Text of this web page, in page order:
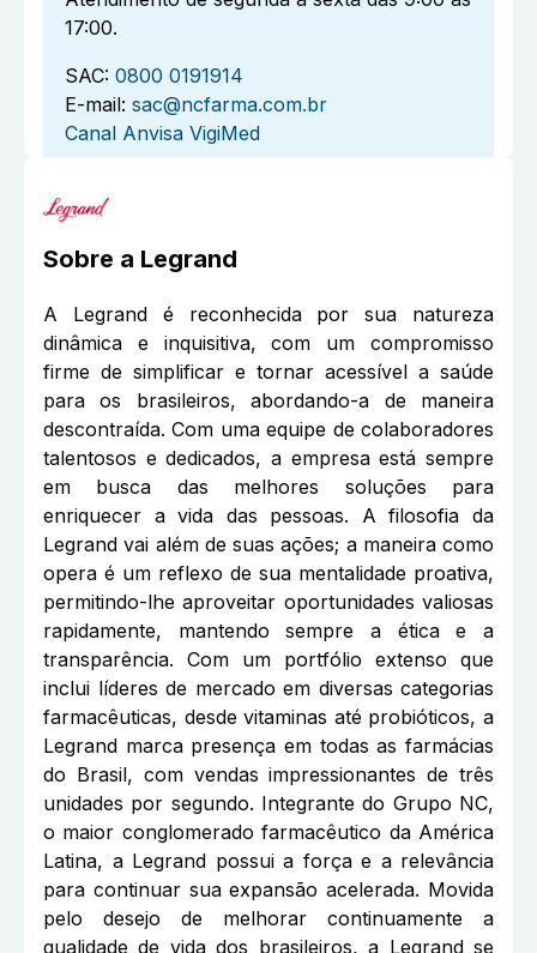
17:00.
SAC: 0800 0191914
E-mail: sac@ncfarma.com.br
Canal Anvisa VigiMed
Sobre a Legrand
A Legrand é reconhecida por sua natureza
dinâmica e inquisitiva, com um compromisso
firme de simplificar e tornar acessível a saúde
para os brasileiros, abordando-a de maneira
descontraída. Com uma equipe de colaboradores
talentosos e dedicados, a empresa está sempre
em busca das melhores soluções para
enriquecer a vida das pessoas. A filosofia da
Legrand vai além de suas ações; a maneira como
opera é um reflexo de sua mentalidade proativa,
permitindo-lhe aproveitar oportunidades valiosas
rapidamente, mantendo sempre a ética e a
transparência. Com um portfólio extenso que
inclui líderes de mercado em diversas categorias
farmacêuticas, desde vitaminas até probióticos, a
Legrand marca presença em todas as farmácias
do Brasil, com vendas impressionantes de três
unidades por segundo. Integrante do Grupo NC,
o maior conglomerado farmacêutico da América
Latina, a Legrand possui a força e a relevância
para continuar sua expansão acelerada. Movida
pelo desejo de melhorar continuamente a
qualidade de vida dos brasileiros, a Legrand se